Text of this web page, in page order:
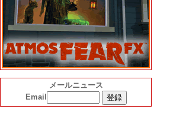
メールニュース
Email